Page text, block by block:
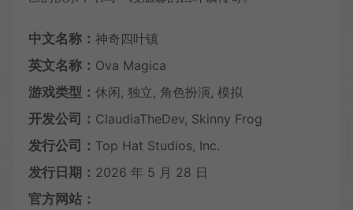
中文名称： 神奇四叶镇
英文名称： Ova Magica
游戏类型： 休闲, 独立, 角色扮演, 模拟
开发公司： ClaudiaTheDev, Skinny Frog
发行公司： Top Hat Studios, Inc.
发行日期： 2026 年 5 月 28 日
官方网站：